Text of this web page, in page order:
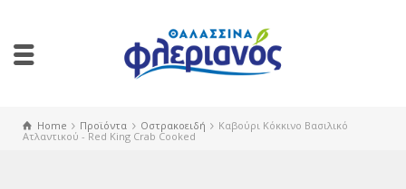
Home Προϊόντα Οστρακοειδή
Καβούρι Κόκκινο Βασιλικό
Ατλαντικού - Red King Crab Cooked